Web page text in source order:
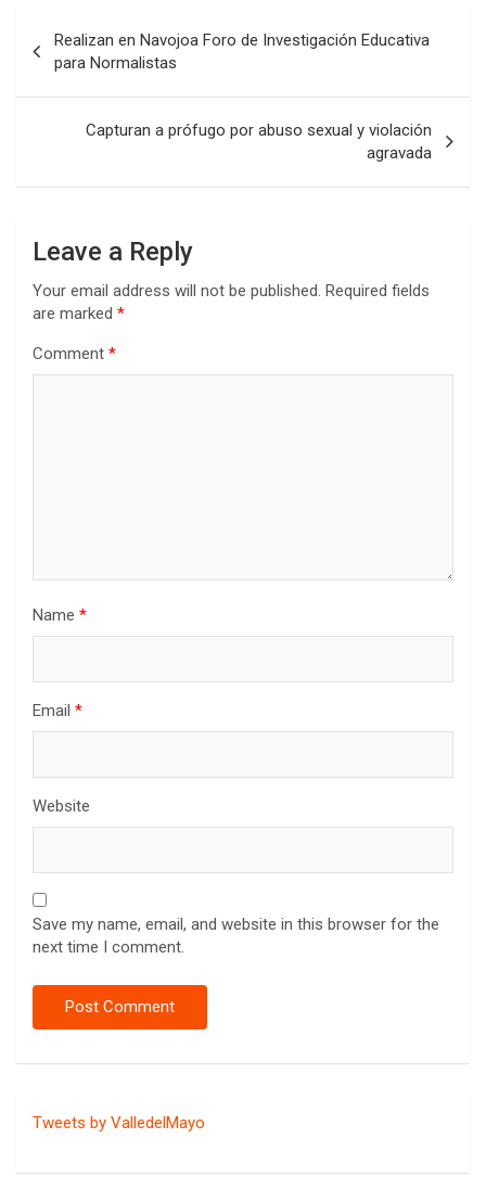
navigation
Realizan en Navojoa Foro de Investigación Educativa
para Normalistas
Capturan a prófugo por abuso sexual y violación
agravada
Leave a Reply
Your email address will not be published. Required fields
are marked *
Comment *
Name *
Email *
Website
Save my name, email, and website in this browser for the
next time I comment.
Tweets by ValledelMayo